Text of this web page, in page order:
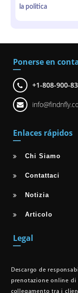
la politica
Ponerse en
+1-808-900-
Enlaces rápidos
Chi Siamo
Contattaci
Notizia
Articolo
Legal
Descargo de
prenotazione online di
collegamento tra i